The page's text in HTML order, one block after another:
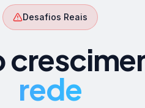
Desafios Reais
rede